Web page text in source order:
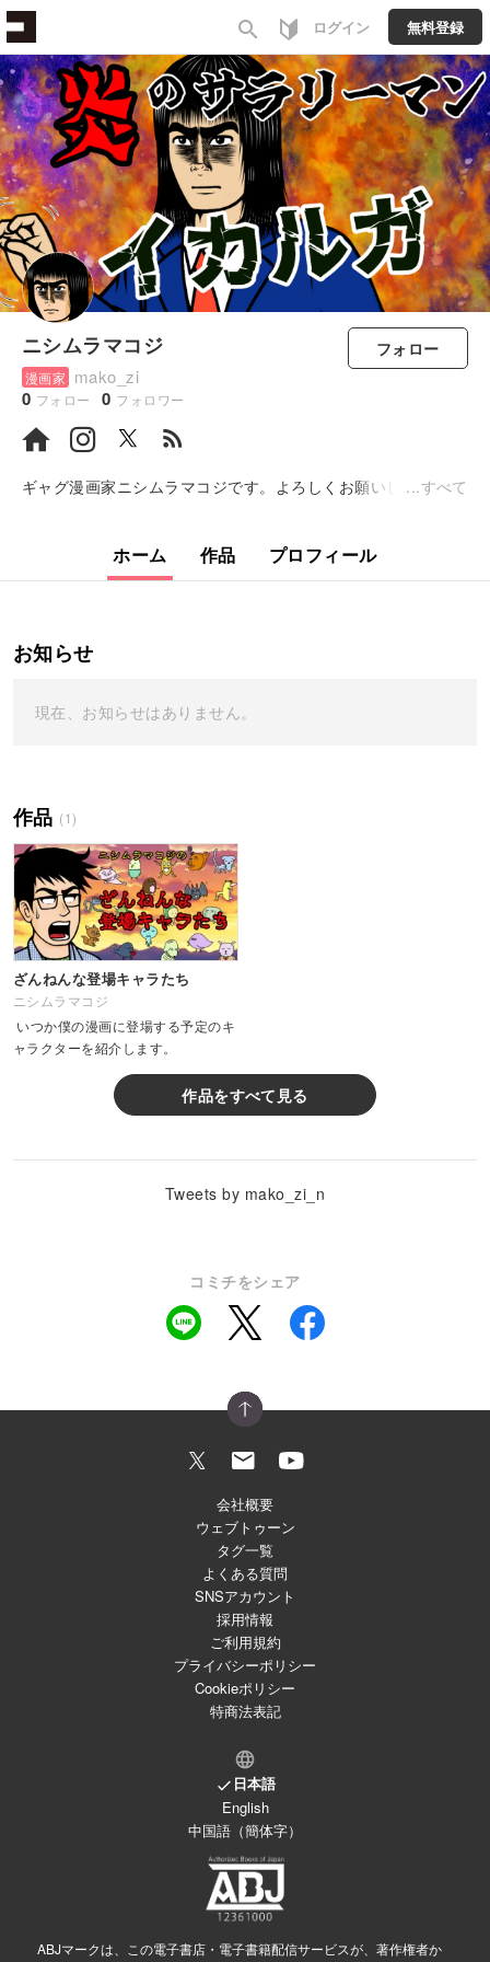
search ログイン 無料登録
ニシムラマコジ
漫画家 mako_zi
0 フォロー 0 フォロワー
フォロー
rss_feed
ギャグ漫画家ニシムラマコジです。よろしくお願いします。
すべて
ホーム 作品 プロフィール
お知らせ
現在、お知らせはありません。
作品 (1)
ざんねんな登場キャラたち
ニシムラマコジ
いつか僕の漫画に登場する予定のキ
ャラクターを紹介します。
作品をすべて見る
Tweets by mako_zi_n
コミチをシェア
会社概要
ウェブトゥーン
タグ一覧
よくある質問
SNSアカウント
採用情報
ご利用規約
プライバシーポリシー
Cookieポリシー
特商法表記
日本語
English
中国語（簡体字）
ABJマークは、この電子書店・電子書籍配信サービスが、著作権者か